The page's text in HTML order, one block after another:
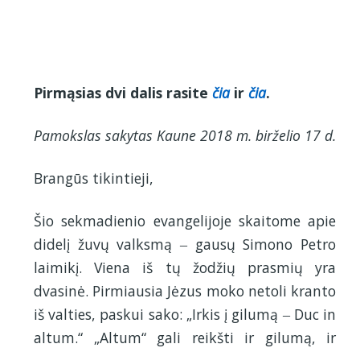
Pirmąsias dvi dalis rasite čiair čia.
Pamokslas sakytas Kaune 2018 m. birželio 17 d.
Brangūs tikintieji,
Šio sekmadienio evangelijoje skaitome apie
didelį žuvų valksmą ‒ gausų Simono Petro
laimikį. Viena iš tų žodžių prasmių yra
dvasinė. Pirmiausia Jėzus moko netoli kranto
iš valties, paskui sako: „Irkis į gilumą ‒ Duc in
altum.“ „Altum“ gali reikšti ir gilumą, ir